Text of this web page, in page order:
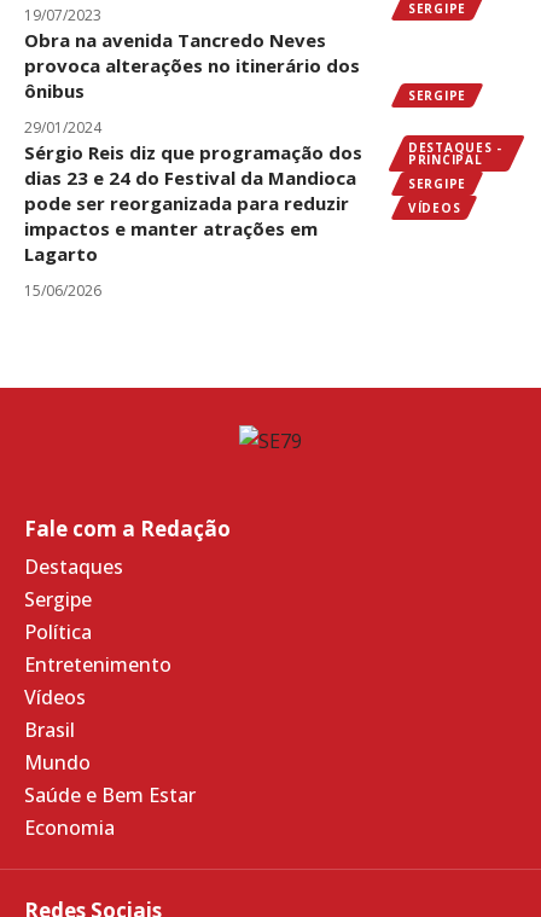
SERGIPE
19/07/2023
SERGIPE
Obra na avenida Tancredo Neves
provoca alterações no itinerário dos
ônibus
29/01/2024
DESTAQUES -
PRINCIPAL
SERGIPE
VÍDEOS
Sérgio Reis diz que programação dos
dias 23 e 24 do Festival da Mandioca
pode ser reorganizada para reduzir
impactos e manter atrações em
Lagarto
15/06/2026
Redes Sociais
Fale com a Redação
Destaques
Sergipe
Política
Entretenimento
Vídeos
Brasil
Mundo
Saúde e Bem Estar
Economia